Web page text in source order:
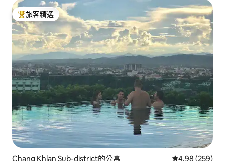
旅客精選榜首
旅客精選
Chang Khlan Sub-district的公寓 從 259 則評價
4.98 (259)